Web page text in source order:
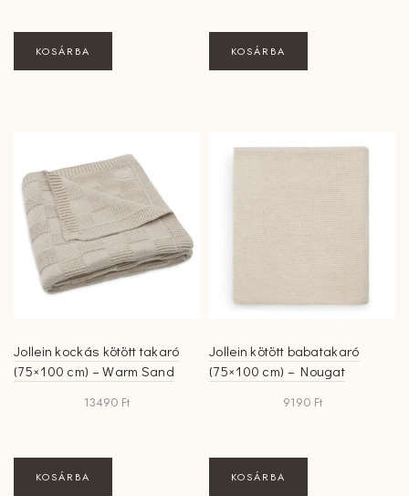
KOSÁRBA KOSÁRBA
Jollein kockás kötött takaró
(75×100 cm) – Warm Sand
13490 Ft
KOSÁRBA
Jollein kötött babatakaró
(75×100 cm) – Nougat
9190 Ft
KOSÁRBA